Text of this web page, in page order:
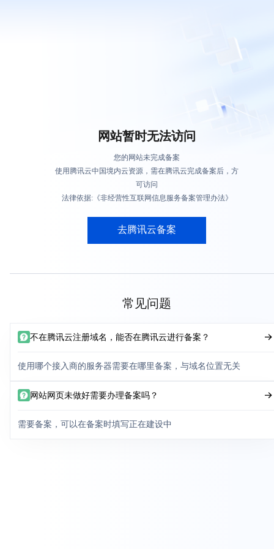
网站暂时无法访问
您的网站未完成备案
使用腾讯云中国境内云资源，需在腾讯云完成备案后，方
可访问
法律依据:《非经营性互联网信息服务备案管理办法》
去腾讯云备案
常见问题
不在腾讯云注册域名，能否在腾讯云进行备案？
使用哪个接入商的服务器需要在哪里备案，与域名位置无关
网站网页未做好需要办理备案吗？
需要备案，可以在备案时填写正在建设中